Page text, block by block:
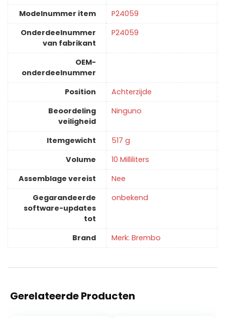
Modelnummer item
‎P24059
Onderdeelnummer
van fabrikant
‎P24059
OEM-
onderdeelnummer
Position
‎Achterzijde
Beoordeling
veiligheid
‎Ninguno
Itemgewicht
‎517 g
Volume
‎10 Milliliters
Assemblage vereist
‎Nee
Gegarandeerde
software-updates
tot
‎onbekend
Brand Merk: Brembo
Gerelateerde Producten